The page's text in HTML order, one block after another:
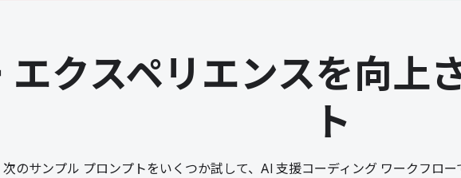
エクスペリエンスを向上
ト
次のサンプル プロンプトをいくつか試して、AI 支援コーディング ワークフロ